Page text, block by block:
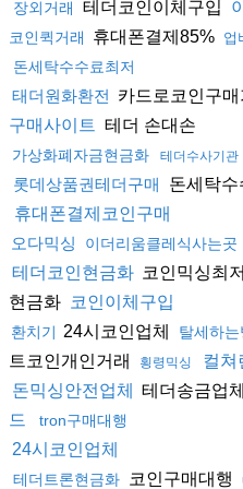
장외거래 테더코인이체구입
코인퀵거래
휴대폰결제85% 업
돈세탁수수료최저
태더원화환전 카드로코인구
구매사이트 테더 손대손
가상화폐자금현금화 테더수사기관
롯데상품권테더구매 돈세탁수
휴대폰결제코인구매
오다믹싱
이더리움클레식사는곳
테더코인현금화 코인믹싱최
현금화 코인이체구입
환치기 24시코인업체 탈세하는
트코인개인거래
횡령믹싱
컬쳐
돈믹싱안전업체
테더송금업체
드
tron구매대행
24시코인업체
테더트론현금화 코인구매대행